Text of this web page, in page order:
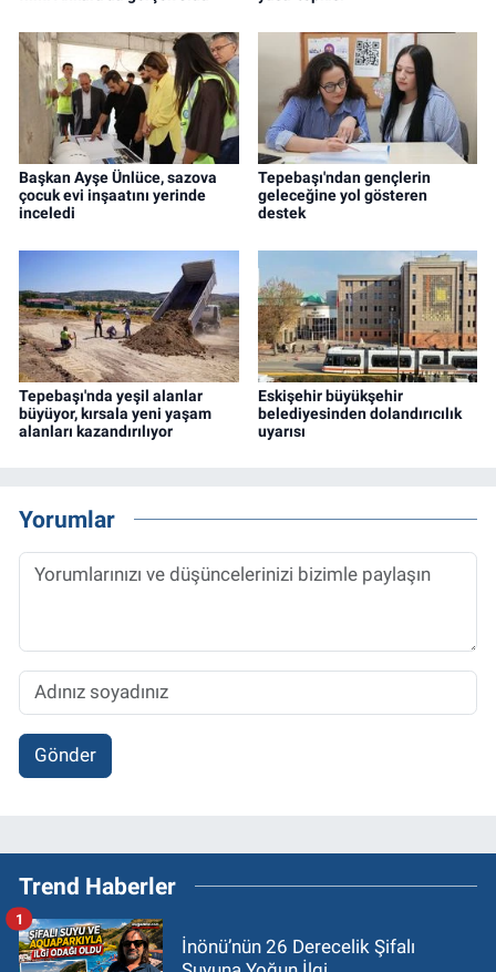
Başkan Ayşe Ünlüce, sazova
çocuk evi inşaatını yerinde
inceledi
Tepebaşı'ndan gençlerin
geleceğine yol gösteren
destek
Tepebaşı'nda yeşil alanlar
büyüyor, kırsala yeni yaşam
alanları kazandırılıyor
Eskişehir büyükşehir
belediyesinden dolandırıcılık
uyarısı
Yorumlar
Gönder
Trend Haberler
İnönü’nün 26 Derecelik Şifalı
1